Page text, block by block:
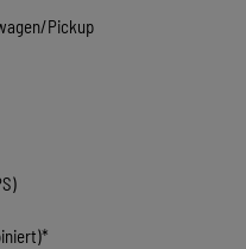
Pickup